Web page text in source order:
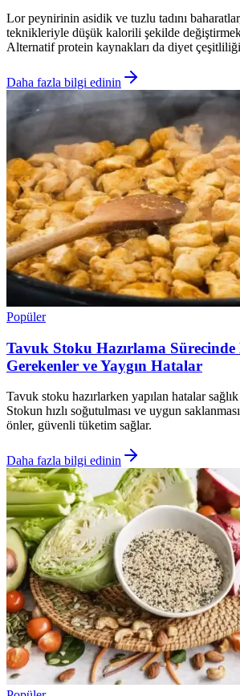
Lor peynirinin asidik ve tuzlu tadını
teknikleriyle düşük kalorili şekilde
Alternatif protein kaynakları da diyet
Daha fazla bilgi edinin
Popüler
Tavuk Stoku Hazırlama
Gerekenler ve Yaygın Hatalar
Tavuk stoku hazırlarken yapılan hatalar
Stokun hızlı soğutulması ve uygun
önler, güvenli tüketim sağlar.
Daha fazla bilgi edinin